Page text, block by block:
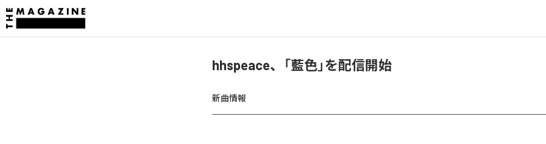
hhspeace、「藍色」を配信開始
新曲情報